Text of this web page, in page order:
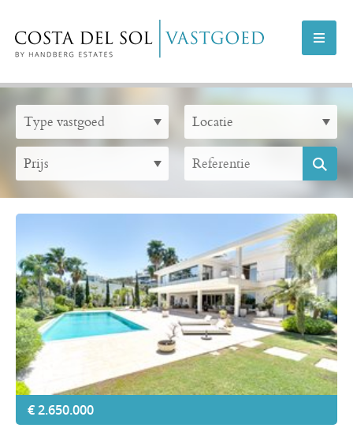
AANBOD COSTA DEL SOL
AANBOD MARBELLA
INFO
OVER ONS
€ 2.650.000